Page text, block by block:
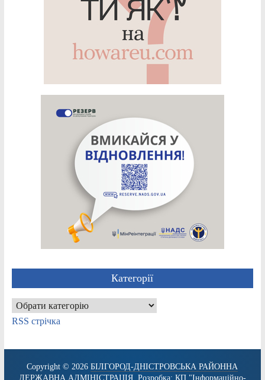
Категорії
Категорії
RSS стрічка
Copyright © 2026БІЛГОРОД-ДНІСТРОВСЬКА РАЙОННА
ДЕРЖАВНА АДМІНІСТРАЦІЯ. Розробка: КП "Інформаційно-